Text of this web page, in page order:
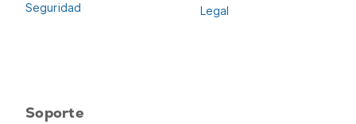
Seguridad Legal
Soporte